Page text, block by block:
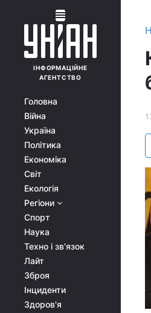
ІНФОРМАЦІЙНЕ
АГЕНТСТВО
Головна
Війна
Україна
Політика
Економіка
Світ
Екологія
Регіони
Спорт
Наука
Техно і зв'язок
Лайт
Зброя
Інциденти
Здоров'я